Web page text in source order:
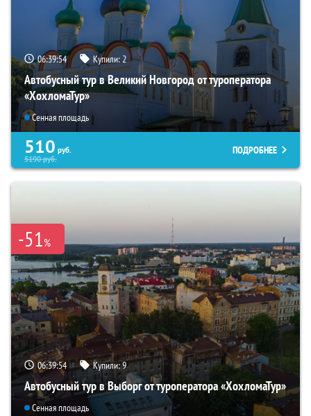
06:39:53 Купили:2
Автобусный тур в Великий Новгород от туроператора
«ХохломаТур»
Сенная площадь
510 руб.
5190руб.
ПОДРОБНЕЕ
-51%
06:39:53 Купили:9
Автобусный тур в Выборг от туроператора «ХохломаТур»
Сенная площадь